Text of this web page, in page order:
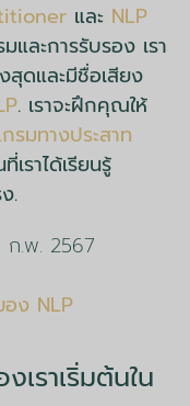
และ NLP
และการรับรอง เรา
ดและมีชื่อเสียง
. เราจะฝึกคุณให้
รมทางประสาท
ราได้เรียนรู้
.
ก.พ. 2567
ง NLP
ราเริ่มต้นใน